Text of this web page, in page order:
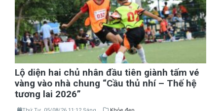
Lộ diện hai chủ nhân đầu tiên giành tấm vé
vàng vào nhà chung “Cầu thủ nhí – Thế hệ
tương lai 2026”